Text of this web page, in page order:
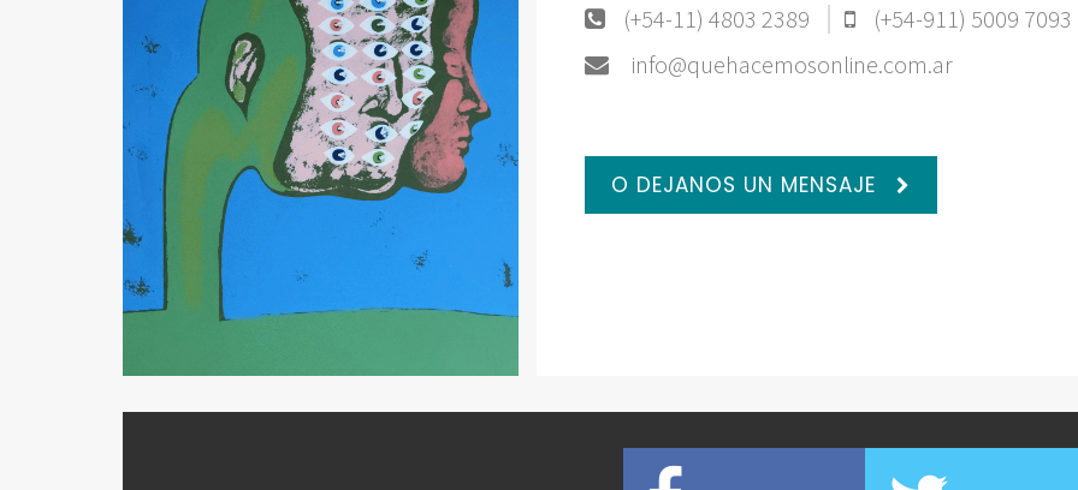
(+54-11) 4803 2389
(+54-911) 5009 7093
info@quehacemosonline.com.ar
O DEJANOS UN MENSAJE